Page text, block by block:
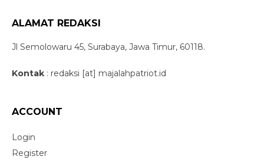
ALAMAT REDAKSI
Jl Semolowaru 45, Surabaya, Jawa Timur, 60118.
Kontak : redaksi [at] majalahpatriot.id
ACCOUNT
Login
Register